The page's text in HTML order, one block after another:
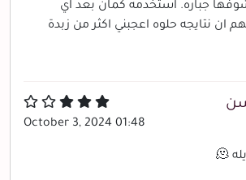
جباره. استخدمه كمان بعد اي
ان نتايجه حلوه اعجبني اكثر من زبدة
October 3, 2024 01:48
🫠